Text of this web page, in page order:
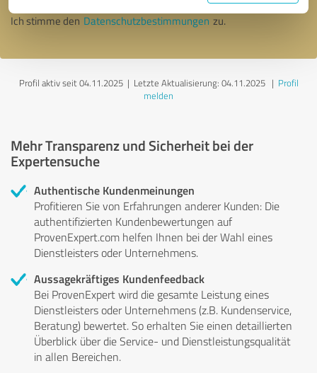
Ich stimme den Datenschutzbestimmungen zu.
Profil aktiv seit 04.11.2025 | Letzte Aktualisierung: 04.11.2025| Profil
melden
Mehr Transparenz und Sicherheit bei der
Expertensuche
Authentische Kundenmeinungen
Profitieren Sie von Erfahrungen anderer Kunden: Die
authentifizierten Kundenbewertungen auf
ProvenExpert.com helfen Ihnen bei der Wahl eines
Dienstleisters oder Unternehmens.
Aussagekräftiges Kundenfeedback
Bei ProvenExpert wird die gesamte Leistung eines
Dienstleisters oder Unternehmens (z.B. Kundenservice,
Beratung) bewertet. So erhalten Sie einen detaillierten
Überblick über die Service- und Dienstleistungsqualität
in allen Bereichen.